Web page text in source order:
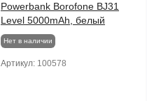
Powerbank Borofone BJ31
Level 5000mAh, белый
Нет в наличии
Артикул: 100578